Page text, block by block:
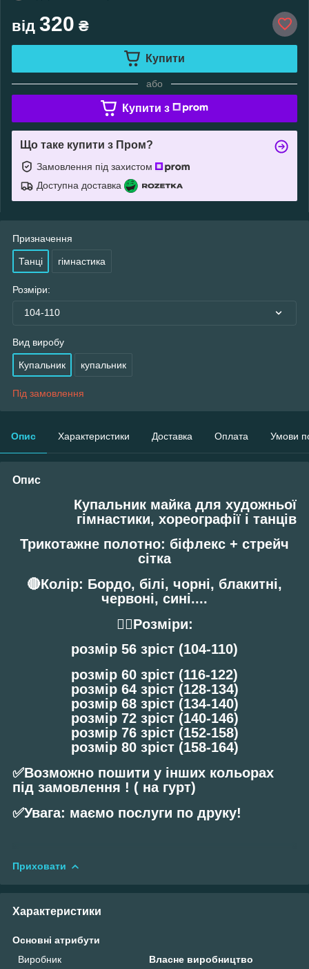
від 320 ₴
Купити
або
Купити з
Що таке купити з Пром?
Замовлення під захистом
Доступна доставка
Призначення
Танці гімнастика
Розміри:
104-110
Вид виробу
Купальник купальник
Під замовлення
Опис Характеристики Доставка Оплата Умови
Опис
Купальник майка для художньої
гімнастики, хореографії і танців
Трикотажне полотно: біфлекс + стрейч
сітка
🔴Колір: Бордо, білі, чорні, блакитні,
червоні, сині....
🧘‍♀️Розміри:
розмір 56 зріст (104-110)
розмір 60 зріст (116-122)
розмір 64 зріст (128-134)
розмір 68 зріст (134-140)
розмір 72 зріст (140-146)
розмір 76 зріст (152-158)
розмір 80 зріст (158-164)
✅Возможно пошити у інших кольорах
під замовлення ! ( на гурт)
✅Увага: маємо послуги по друку!
Приховати
Характеристики
Основні атрибути
Виробник
Власне виробництво